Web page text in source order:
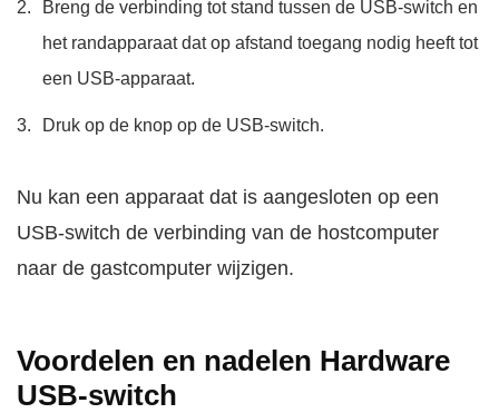
Breng de verbinding tot stand tussen de USB-switch en
het randapparaat dat op afstand toegang nodig heeft tot
een USB-apparaat.
Druk op de knop op de USB-switch.
Nu kan een apparaat dat is aangesloten op een
USB-switch de verbinding van de hostcomputer
naar de gastcomputer wijzigen.
Voordelen en nadelen Hardware
USB-switch